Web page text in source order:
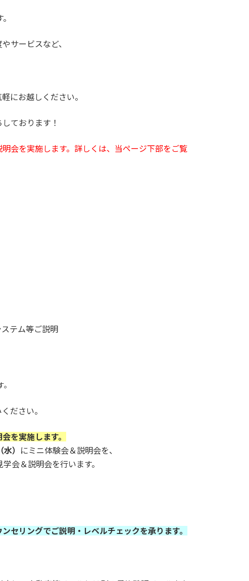
サービスなど、
にお越しください。
ております！
会を実施します。詳しくは、当ページ下部をご覧
テム等ご説明
ださい。
を実施します。
）
にミニ体験会＆説明会を、
学会＆説明会を行います。
セリングでご説明・レベルチェックを承ります。